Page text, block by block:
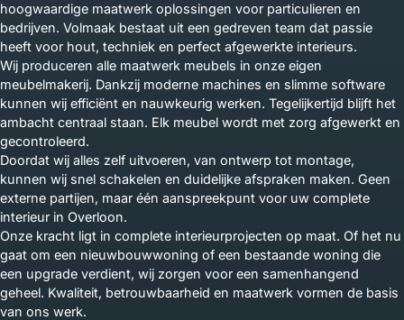
hoogwaardige maatwerk oplossingen voor particulieren en
bedrijven. Volmaak bestaat uit een gedreven team dat passie
heeft voor hout, techniek en perfect afgewerkte interieurs.
Wij produceren alle maatwerk meubels in onze eigen
meubelmakerij. Dankzij moderne machines en slimme software
kunnen wij efficiënt en nauwkeurig werken. Tegelijkertijd blijft het
ambacht centraal staan. Elk meubel wordt met zorg afgewerkt en
gecontroleerd.
Doordat wij alles zelf uitvoeren, van ontwerp tot montage,
kunnen wij snel schakelen en duidelijke afspraken maken. Geen
externe partijen, maar één aanspreekpunt voor uw complete
interieur in Overloon.
Onze kracht ligt in complete interieurprojecten op maat. Of het nu
gaat om een nieuwbouwwoning of een bestaande woning die
een upgrade verdient, wij zorgen voor een samenhangend
geheel. Kwaliteit, betrouwbaarheid en maatwerk vormen de basis
van ons werk.